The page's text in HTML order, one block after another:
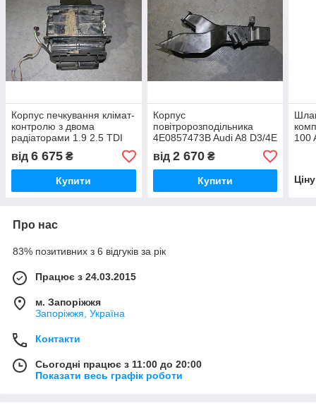
Корпус печкування клімат-
контролю з двома
радіаторами 1.9 2.5 TDI
Audi 100 A6 C4 91-97г
від 6 675 ₴
Купити
Корпус
повітророзподільника
4E0857473B Audi A8 D3/4E
2002-2005
від 2 670₴
Купити
100
Про нас
83% позитивних з 6 відгуків за рік
Працює з 24.03.2015
м. Запоріжжя
Запоріжжя, Україна
Контакти
Сьогодні працює з 11:00 до 20:00
Показати весь графік роботи